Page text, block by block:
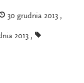
30 grudnia 2013 ,
2013 ,